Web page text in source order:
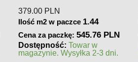
329.00 PLN
Ilość m2 w paczce 1.62
Cena za paczkę:532.98 PLN
Dostępność: Towar w
magazynie. Wysyłka 2-3 dni.